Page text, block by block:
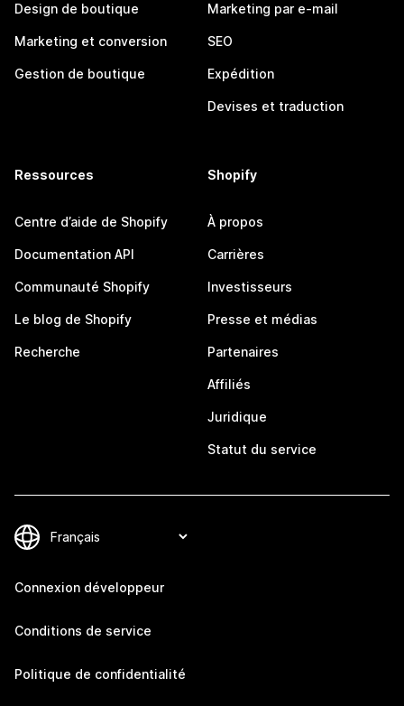
Design de boutique
Marketing et conversion
Gestion de boutique
Marketing par e-mail
SEO
Expédition
Devises et traduction
Ressources
Centre d’aide de Shopify
Documentation API
Communauté Shopify
Le blog de Shopify
Recherche
Shopify
À propos
Carrières
Investisseurs
Presse et médias
Partenaires
Affiliés
Juridique
Statut du service
Connexion développeur
Conditions de service
Politique de confidentialité